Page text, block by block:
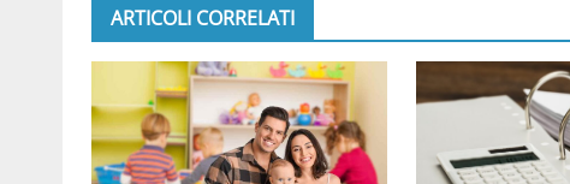
ARTICOLI CORRELATI